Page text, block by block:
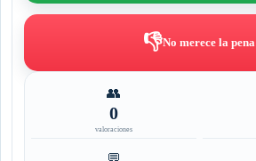
👎No merece la pena
👥
0
valoraciones